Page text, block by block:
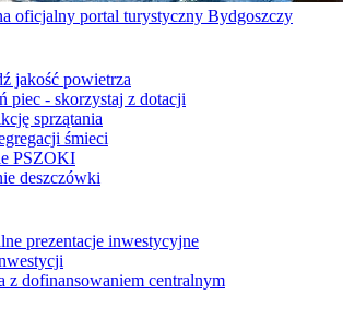
oficjalny portal turystyczny Bydgoszczy
jakość powietrza
piec - skorzystaj z dotacji
sprzątania
śmieci
PSZOKI
deszczówki
prezentacje inwestycyjne
z dofinansowaniem centralnym